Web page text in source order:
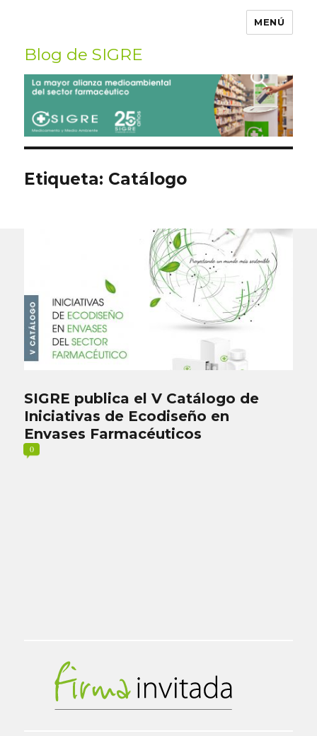
MENÚ
Blog de SIGRE
Buscar
por:
Etiqueta: Catálogo
SIGRE publica el V Catálogo de
Iniciativas de Ecodiseño en
Envases Farmacéuticos
0